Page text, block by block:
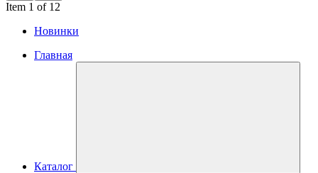
Item 1 of 12
Новинки
Главная
Каталог